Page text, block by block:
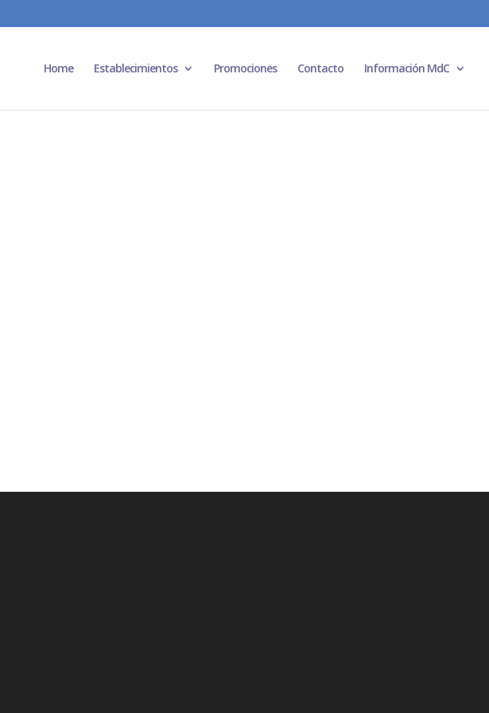
Home Establecimientos Promociones Contacto Información MdC